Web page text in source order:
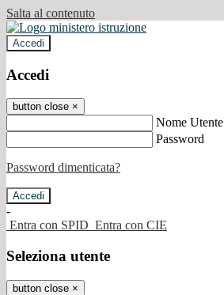
Salta al contenuto
Accedi
Accedi
button close ×
Nome Utente
Password
Password dimenticata?
-
Entra con SPID Entra con CIE
Seleziona utente
button close ×